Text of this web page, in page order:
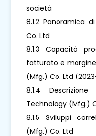
società
8.1.2 Panoramica
Co. Ltd
8.1.3 Capacità
fatturato e
(Mfg.) Co. Ltd
8.1.4
Technology (Mfg.)
8.1.5 Sviluppi
(Mfg.) Co. Ltd